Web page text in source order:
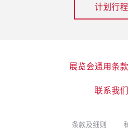
计划行程
展览会通用条
联系我们
条款及细则